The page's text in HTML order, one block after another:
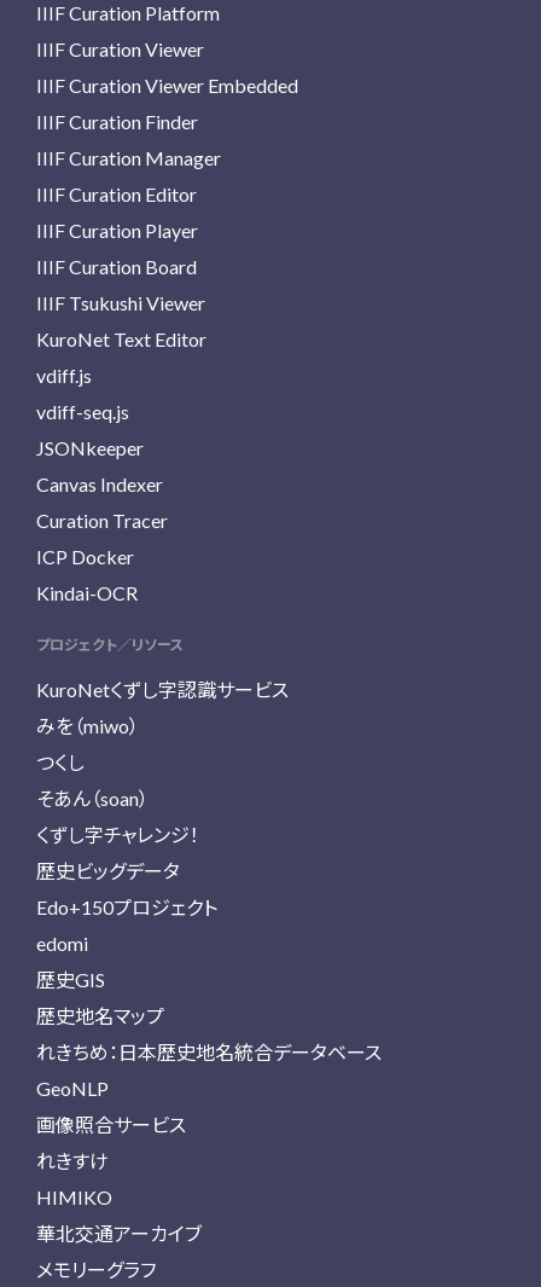
IIIF Curation Platform
IIIF Curation Viewer
IIIF Curation Viewer Embedded
IIIF Curation Finder
IIIF Curation Manager
IIIF Curation Editor
IIIF Curation Player
IIIF Curation Board
IIIF Tsukushi Viewer
KuroNet Text Editor
vdiff.js
vdiff-seq.js
JSONkeeper
Canvas Indexer
Curation Tracer
ICP Docker
Kindai-OCR
プロジェクト／リソース
KuroNetくずし字認識サービス
みを（miwo）
つくし
そあん（soan）
くずし字チャレンジ！
歴史ビッグデータ
Edo+150プロジェクト
edomi
歴史GIS
歴史地名マップ
れきちめ：日本歴史地名統合データベース
GeoNLP
画像照合サービス
れきすけ
HIMIKO
華北交通アーカイブ
メモリーグラフ